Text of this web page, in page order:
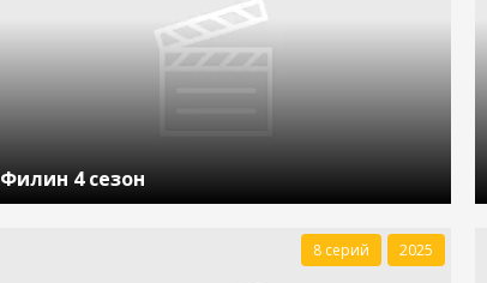
Филин 4 сезон
8 серий 2025